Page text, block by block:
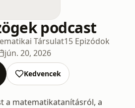
podcast
Társulat15 Epizódok
jún. 20, 2026
Kedvencek
a matematikatanításról, a